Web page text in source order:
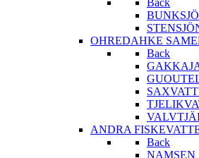
Back
OHREDAHKE
Back
ANDRA
Back
NAMSEN